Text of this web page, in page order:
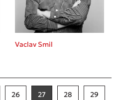
Vaclav Smil
26 27 28 29